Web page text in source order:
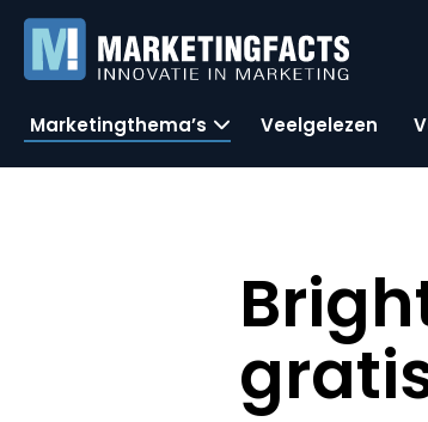
Marketingthema’s Veelgelezen